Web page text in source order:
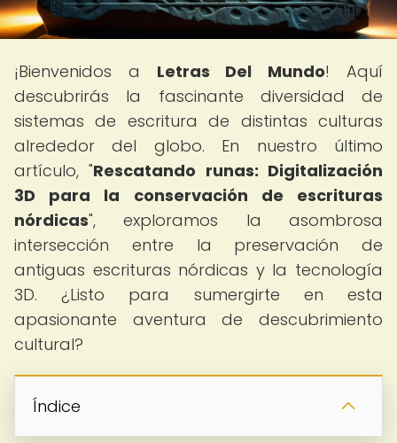
¡Bienvenidos a Letras Del Mundo! Aquí
descubrirás la fascinante diversidad de
sistemas de escritura de distintas culturas
alrededor del globo. En nuestro último
artículo, "Rescatando runas: Digitalización
3D para la conservación de escrituras
nórdicas", exploramos la asombrosa
intersección entre la preservación de
antiguas escrituras nórdicas y la tecnología
3D. ¿Listo para sumergirte en esta
apasionante aventura de descubrimiento
cultural?
Índice